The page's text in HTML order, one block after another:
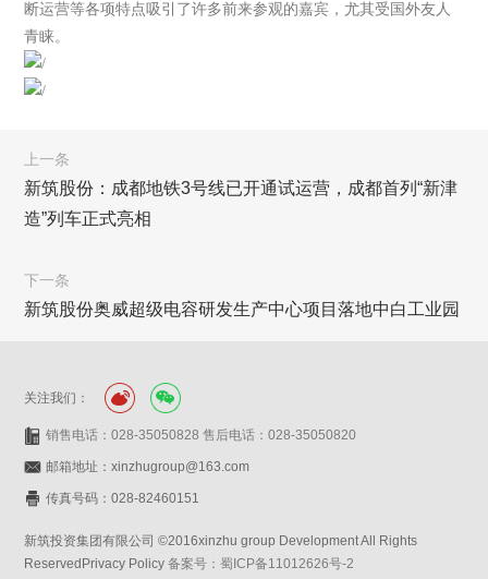
断运营等各项特点吸引了许多前来参观的嘉宾，尤其受国外友人
青睐。
上一条
新筑股份：成都地铁3号线已开通试运营，成都首列“新津
造”列车正式亮相
下一条
新筑股份奥威超级电容研发生产中心项目落地中白工业园
关注我们：
销售电话：028-35050828 售后电话：028-35050820
邮箱地址：xinzhugroup@163.com
传真号码：028-82460151
新筑投资集团有限公司 ©2016xinzhu group Development All Rights
ReservedPrivacy Policy备案号：蜀ICP备11012626号-2